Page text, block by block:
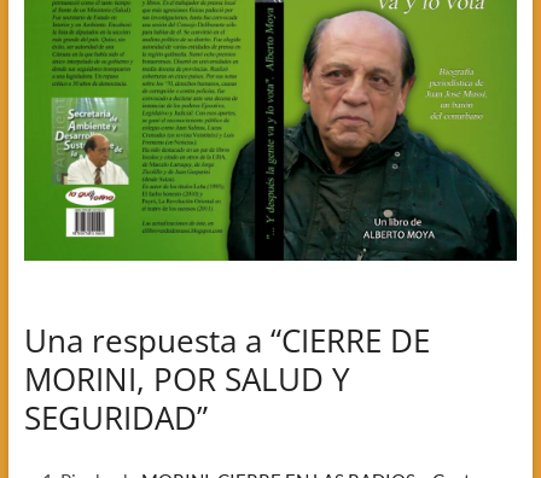
Una respuesta a “CIERRE DE
MORINI, POR SALUD Y
SEGURIDAD”